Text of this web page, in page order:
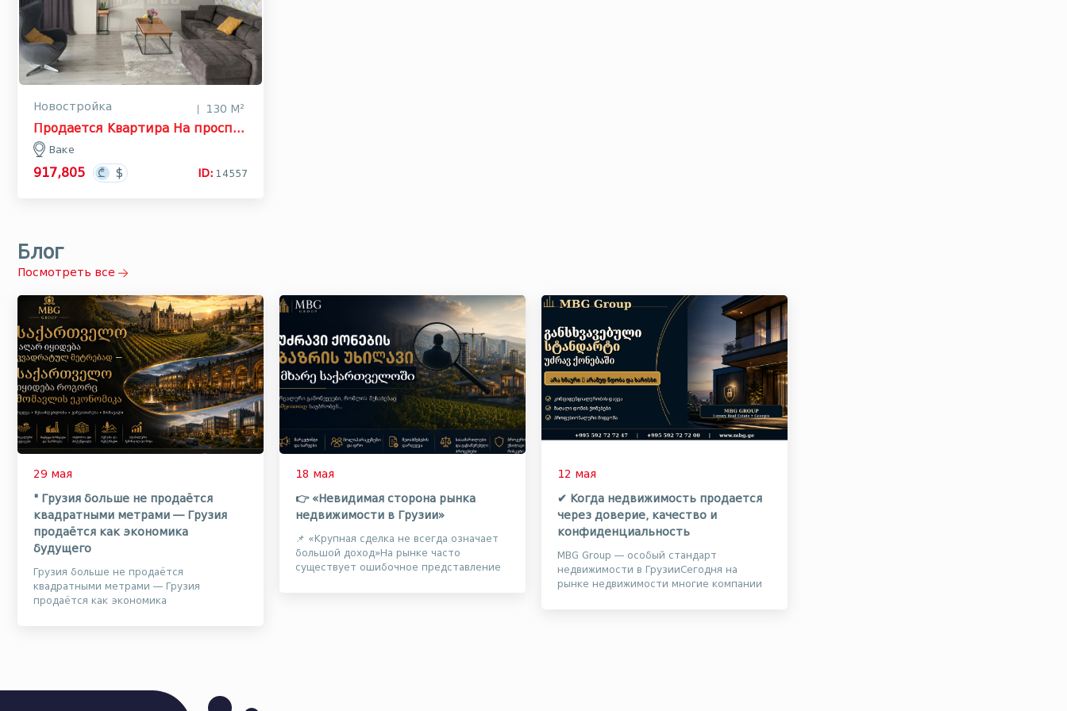
Новостройка 130 М²
Продается Квартира На проспекте И. Чавчавадзе, ვაკე
Ваке
917,805 ID: 14557
Блог
Посмотреть все
29 мая
" Грузия больше не продаётся
квадратными метрами — Грузия
продаётся как экономика
будущего
Грузия больше не продаётся
квадратными метрами — Грузия
продаётся как экономика
18 мая
👉 «Невидимая сторона рынка
недвижимости в Грузии»
📌 «Крупная сделка не всегда означает
большой доход»На рынке часто
существует ошибочное представление
12 мая
✔ Когда недвижимость продается
через доверие, качество и
конфиденциальность
MBG Group — особый стандарт
недвижимости в ГрузииСегодня на
рынке недвижимости многие компании